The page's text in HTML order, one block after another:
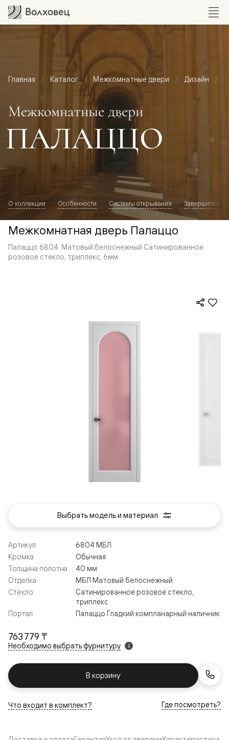
Главная Каталог Межкомнатные двери Дизайн
Межкомнатные двери
ПАЛАЦЦО
О коллекции Особенности Системы открывания Завершите
Межкомнатная дверь Палаццо
Палаццо 6804. Матовый белоснежный Сатинированное
розовое стекло, триплекс, 6мм
763 779 ₸
Необходимо выбрать фурнитуру i
В корзину
Артикул
6804 МБЛ
Кромка
Обычная
Толщина полотна
40 мм
Отделка
МБЛ Матовый белоснежный
Стекло
Сатинированное розовое стекло,
триплекс
Портал
Палаццо Гладкий компланарный наличник
Что входит в комплект? Где посмотреть?
Выбрать модель и материал